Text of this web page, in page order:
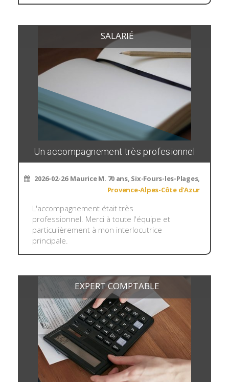
SALARIÉ
Un accompagnement très profesionnel
2026-02-26 Maurice M. 70 ans, Six-Fours-les-Plages,
Provence-Alpes-Côte d'Azur
L'accompagnement était très
professionnel. Merci à toute l'équipe et
particulièrement à mon interlocutrice
principale.
EXPERT COMPTABLE